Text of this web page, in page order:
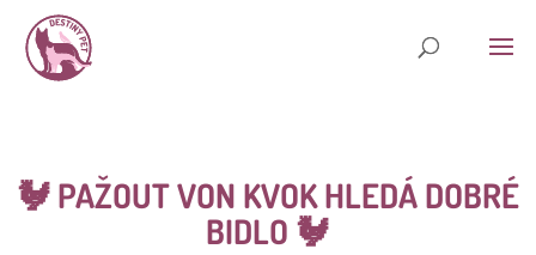
🐓PAŽOUT VON KVOK HLEDÁ DOBRÉ
BIDLO 🐓